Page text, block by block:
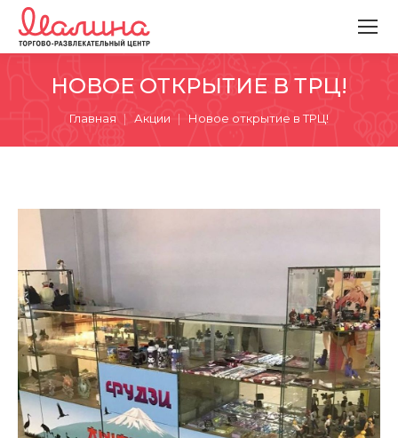
НОВОЕ ОТКРЫТИЕ В ТРЦ!
Вы здесь:
Главная Акции Новое открытие в ТРЦ!